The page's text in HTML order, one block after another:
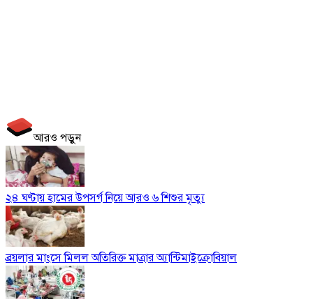
আরও পড়ুন
২৪ ঘণ্টায় হামের উপসর্গ নিয়ে আরও ৬ শিশুর মৃত্যু
ব্রয়লার মাংসে মিলল অতিরিক্ত মাত্রার অ্যান্টিমাইক্রোবিয়াল